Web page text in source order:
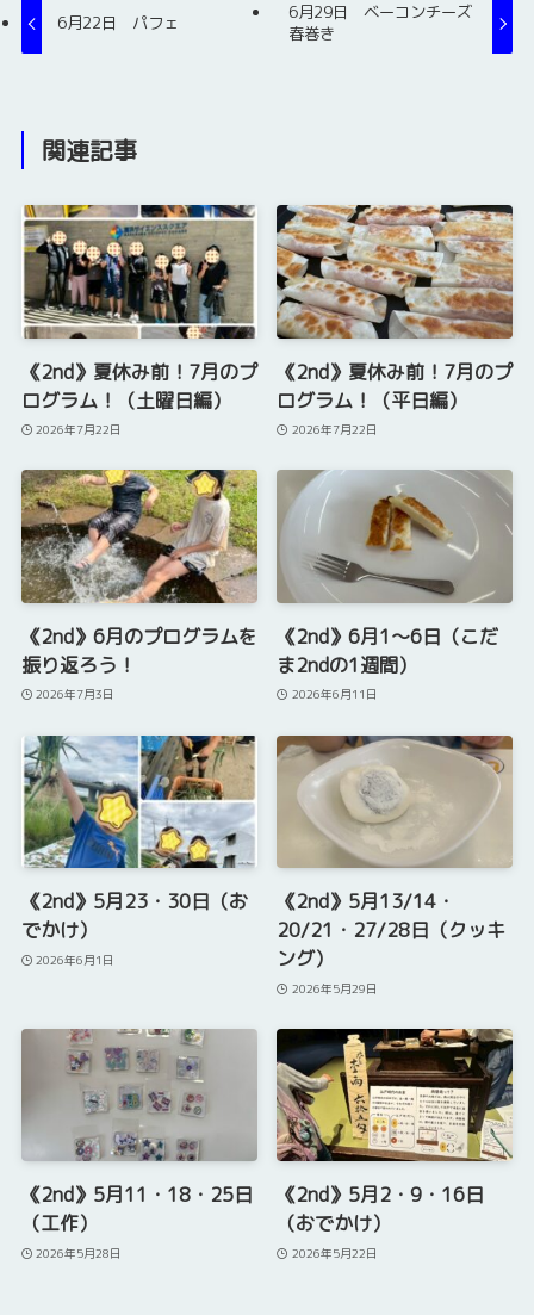
6月22日 パフェ
6月29日 ベーコンチーズ
春巻き
関連記事
《2nd》夏休み前！7月のプ
ログラム！（土曜日編）
2026年7月22日
《2nd》夏休み前！7月のプ
ログラム！（平日編）
2026年7月22日
《2nd》6月のプログラムを
振り返ろう！
2026年7月3日
《2nd》6月1～6日（こだ
ま2ndの1週間）
2026年6月11日
《2nd》5月23・30日（お
でかけ）
2026年6月1日
《2nd》5月13/14・
20/21・27/28日（クッキ
ング）
2026年5月29日
《2nd》5月11・18・25日
（工作）
2026年5月28日
《2nd》5月2・9・16日
（おでかけ）
2026年5月22日